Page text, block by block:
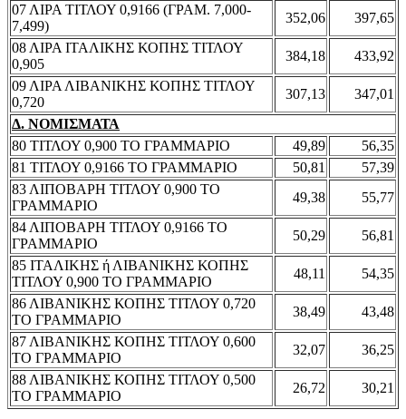
07 ΛΙΡΑ ΤΙΤΛΟΥ 0,9166 (ΓΡΑΜ. 7,000-
7,499)
352,06
397,65
08 ΛΙΡΑ ΙΤΑΛΙΚΗΣ ΚΟΠΗΣ ΤΙΤΛΟΥ
0,905
384,18
433,92
09 ΛΙΡΑ ΛΙΒΑΝΙΚΗΣ ΚΟΠΗΣ ΤΙΤΛΟΥ
0,720
307,13
347,01
Δ. ΝΟΜΙΣΜΑΤΑ
80 ΤΙΤΛΟΥ 0,900 ΤΟ ΓΡΑΜΜΑΡΙΟ
49,89
56,35
81 ΤΙΤΛΟΥ 0,9166 ΤΟ ΓΡΑΜΜΑΡΙΟ
50,81
57,39
83 ΛΙΠΟΒΑΡΗ ΤΙΤΛΟΥ 0,900 ΤΟ
ΓΡΑΜΜΑΡΙΟ
49,38
55,77
84 ΛΙΠΟΒΑΡΗ ΤΙΤΛΟΥ 0,9166 ΤΟ
ΓΡΑΜΜΑΡΙΟ
50,29
56,81
85 ΙΤΑΛΙΚΗΣ ή ΛΙΒΑΝΙΚΗΣ ΚΟΠΗΣ
ΤΙΤΛΟΥ 0,900 ΤΟ ΓΡΑΜΜΑΡΙΟ
48,11
54,35
86 ΛΙΒΑΝΙΚΗΣ ΚΟΠΗΣ ΤΙΤΛΟΥ 0,720
ΤΟ ΓΡΑΜΜΑΡΙΟ
38,49
43,48
87 ΛΙΒΑΝΙΚΗΣ ΚΟΠΗΣ ΤΙΤΛΟΥ 0,600
ΤΟ ΓΡΑΜΜΑΡΙΟ
32,07
36,25
88 ΛΙΒΑΝΙΚΗΣ ΚΟΠΗΣ ΤΙΤΛΟΥ 0,500
ΤΟ ΓΡΑΜΜΑΡΙΟ
26,72 30,21